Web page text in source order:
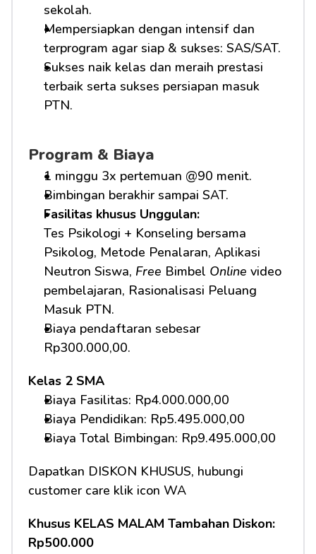
sekolah.
Mempersiapkan dengan intensif dan
terprogram agar siap & sukses: SAS/SAT.
Sukses naik kelas dan meraih prestasi
terbaik serta sukses persiapan masuk
PTN.
Program & Biaya
1 minggu 3x pertemuan @90 menit.
Bimbingan berakhir sampai SAT.
Fasilitas khusus Unggulan:
Tes Psikologi + Konseling bersama
Psikolog, Metode Penalaran, Aplikasi
Neutron Siswa, Free Bimbel Online video
pembelajaran, Rasionalisasi Peluang
Masuk PTN.
Biaya pendaftaran sebesar
Rp300.000,00.
Kelas 2 SMA
Biaya Fasilitas: Rp4.000.000,00
Biaya Pendidikan: Rp5.495.000,00
Biaya Total Bimbingan: Rp9.495.000,00
Dapatkan DISKON KHUSUS, hubungi
customer care klik icon WA
Khusus KELAS MALAM Tambahan Diskon:
Rp500.000